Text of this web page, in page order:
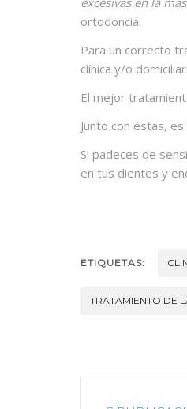
ortodoncia.
Para un correcto
clínica y/o
El mejor
Junto con éstas,
Si padeces de
en tus dientes y
ETIQUETAS:
TRATAMIENTO DE